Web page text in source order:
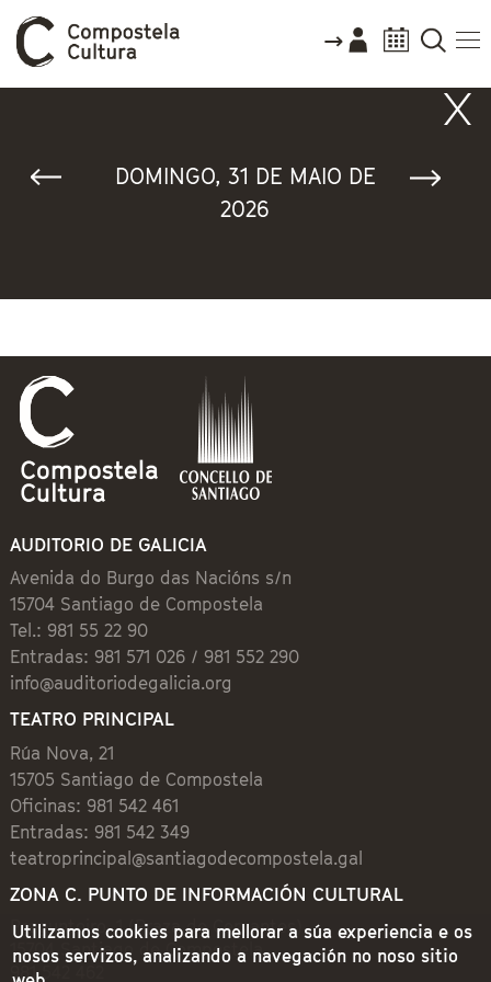
DOMINGO, 31 DE MAIO DE
2026
AUDITORIO DE GALICIA
Avenida do Burgo das Nacións s/n
15704 Santiago de Compostela
Tel.: 981 55 22 90
Entradas: 981 571 026 / 981 552 290
info@auditoriodegalicia.org
TEATRO PRINCIPAL
Rúa Nova, 21
15705 Santiago de Compostela
Oficinas: 981 542 461
Entradas: 981 542 349
teatroprincipal@santiagodecompostela.gal
ZONA C. PUNTO DE INFORMACIÓN CULTURAL
Preguntoiro, 1 (Praza de Cervantes)
15704 Santiago de Compostela
981 542 462
Utilizamos cookies para mellorar a súa experiencia e os
nosos servizos, analizando a navegación no noso sitio